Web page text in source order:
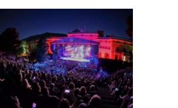
confirmación de que Barcelona
sigue siendo el laboratorio donde
se prueba el sonido del mañana.
El experimento funcionó. Y con
creces.